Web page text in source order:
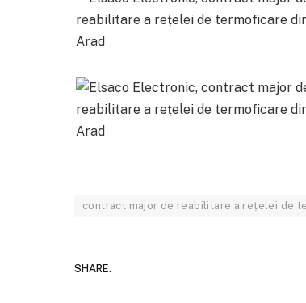
contract major de reabilitare a rețelei de
SHARE.